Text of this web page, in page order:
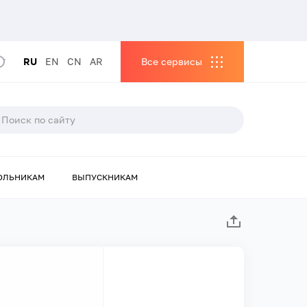
RU EN CN AR Все сервисы
ВЫПУСКНИКАМ